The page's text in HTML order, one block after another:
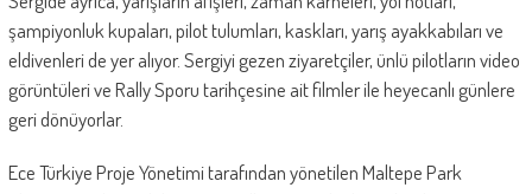
şampiyonluk kupaları, pilot tulumları, kaskları, yarış ayakkabıları ve
eldivenleri de yer alıyor. Sergiyi gezen ziyaretçiler, ünlü pilotların video
görüntüleri ve Rally Sporu tarihçesine ait filmler ile heyecanlı günlere
geri dönüyorlar.
Ece Türkiye Proje Yönetimi tarafından yönetilen Maltepe Park